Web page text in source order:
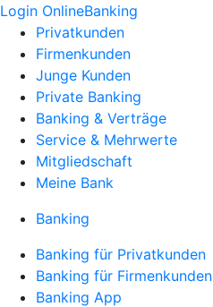
Login OnlineBanking
Privatkunden
Firmenkunden
Junge Kunden
Private Banking
Banking & Verträge
Service & Mehrwerte
Mitgliedschaft
Meine Bank
Banking
Banking für Privatkunden
Banking für Firmenkunden
Banking App